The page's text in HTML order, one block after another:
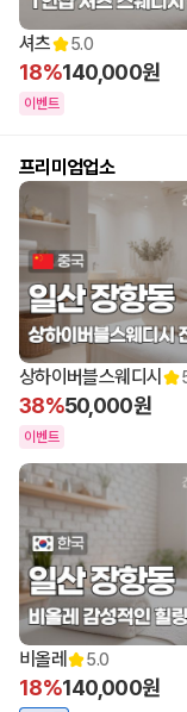
셔츠 5.0
18%140,000원
이벤트
프리미엄업소
상하이버블스웨디시
38%50,000원
이벤트
비올레 5.0
18%140,000원